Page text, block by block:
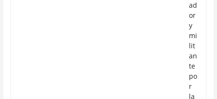
ad
or
y
mi
lit
an
te
po
r
la